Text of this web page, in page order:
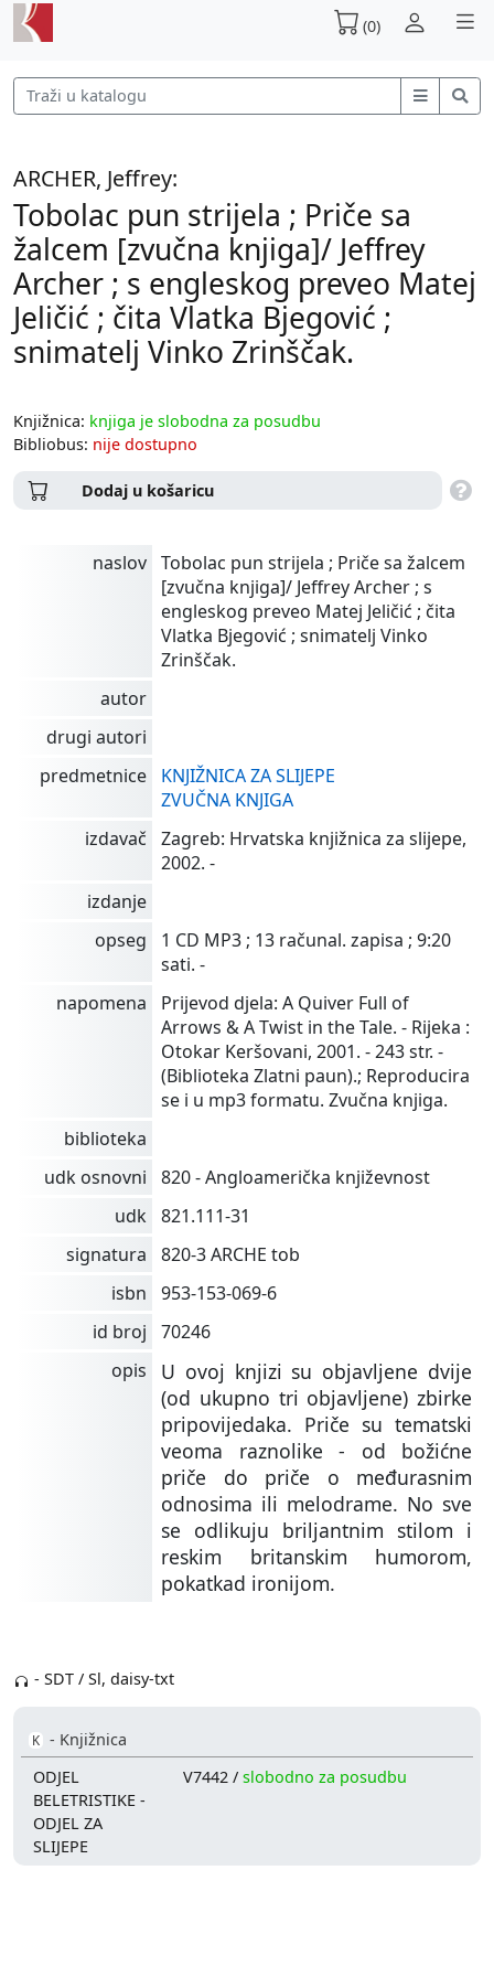
(0)
ARCHER, Jeffrey:
Tobolac pun strijela ; Priče sa
žalcem [zvučna knjiga]/ Jeffrey
Archer ; s engleskog preveo Matej
Jeličić ; čita Vlatka Bjegović ;
snimatelj Vinko Zrinščak.
Knjižnica: knjiga je slobodna za posudbu
Bibliobus: nije dostupno
Dodaj u košaricu
naslov Tobolac pun strijela ; Priče sa žalcem
[zvučna knjiga]/ Jeffrey Archer ; s
engleskog preveo Matej Jeličić ; čita
Vlatka Bjegović ; snimatelj Vinko
Zrinščak.
autor
drugi autori
predmetnice
KNJIŽNICA ZA SLIJEPE
ZVUČNA KNJIGA
izdavač
Zagreb: Hrvatska knjižnica za slijepe,
2002. -
izdanje
opseg
1 CD MP3 ; 13 računal. zapisa ; 9:20
sati. -
napomena
Prijevod djela: A Quiver Full of
Arrows & A Twist in the Tale. - Rijeka :
Otokar Keršovani, 2001. - 243 str. -
(Biblioteka Zlatni paun).; Reproducira
se i u mp3 formatu. Zvučna knjiga.
biblioteka
udk osnovni
820 - Angloamerička književnost
udk 821.111-31
signatura
820-3 ARCHE tob
isbn
953-153-069-6
id broj
70246
opis
U ovoj knjizi su objavljene dvije
(od ukupno tri objavljene) zbirke
pripovijedaka. Priče su tematski
veoma raznolike - od božićne
priče do priče o međurasnim
odnosima ili melodrame. No sve
se odlikuju briljantnim stilom i
reskim britanskim humorom,
pokatkad ironijom.
- SDT / Sl, daisy-txt
K - Knjižnica
ODJEL
BELETRISTIKE -
ODJEL ZA
SLIJEPE
V7442 /slobodno za posudbu